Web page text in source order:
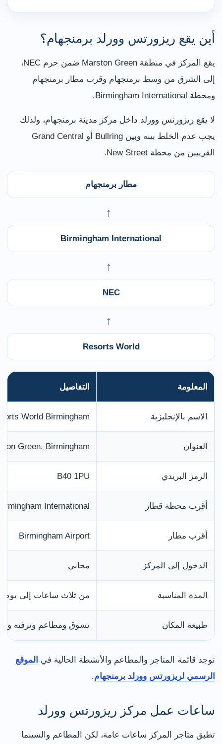
أين يقع ريزورتس وورلد برمنجهام؟
يقع المركز في منطقة Marston Green ضمن حرم NEC،
إلى الشرق من وسط برمنجهام وقرب مطار برمنجهام
ومحطة Birmingham International.
لا يقع ريزورتس وورلد داخل مركز مدينة برمنجهام، ولذلك
يجب عدم الخلط بينه وبين Bullring أو Grand Central
القريبين من محطة New Street.
مطار برمنجهام
←
Birmingham International
←
NEC
←
Resorts World
المعلومة التفاصيل
الاسم بالإنجليزية World Birmingham
العنوان Green, Birmingham
الرمز البريدي B40 1PU
أقرب محطة قطار International
أقرب مطار Birmingham Airport
الدخول إلى المركز مجاني
المدة المناسبة من ثلاث ساعات إلى يوم
طبيعة المكان تسوق ومطاعم وترفيه
توجد قائمة المتاجر والمطاعم والأنشطة الحالية في الموقع
الرسمي لريزورتس وورلد برمنجهام.
ساعات عمل مركز ريزورتس وورلد
تطبق متاجر المركز ساعات عامة، لكن المطاعم والسينما